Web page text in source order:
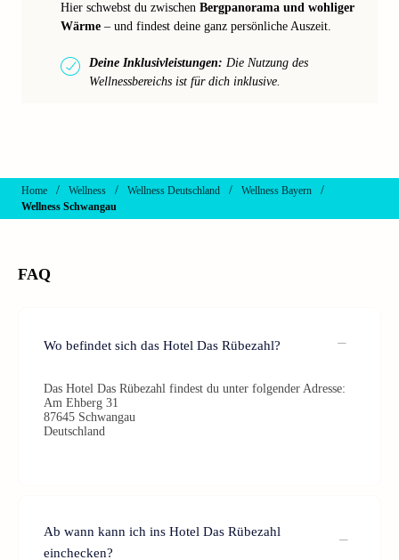
Hier schwebst du zwischen Bergpanorama und wohliger
Wärme – und findest deine ganz persönliche Auszeit.
Deine Inklusivleistungen: Die Nutzung des
Wellnessbereichs ist für dich inklusive.
Home / Wellness / Wellness Deutschland / Wellness Bayern /
Wellness Schwangau
FAQ
Wo befindet sich das Hotel Das Rübezahl?
Das Hotel Das Rübezahl findest du unter folgender Adresse:
Am Ehberg 31
87645 Schwangau
Deutschland
Ab wann kann ich ins Hotel Das Rübezahl
einchecken?